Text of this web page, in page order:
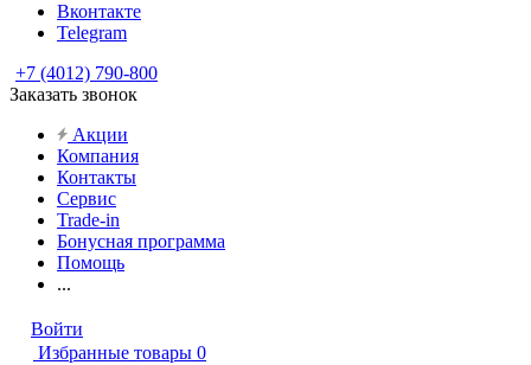
Вконтакте
Telegram
+7 (4012) 790-800
Заказать звонок
Акции
Компания
Контакты
Сервис
Trade-in
Бонусная программа
Помощь
...
Войти
Избранные товары 0